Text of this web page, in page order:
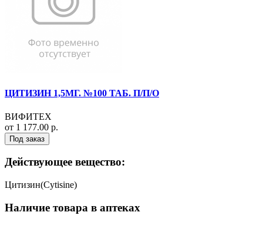
ЦИТИЗИН 1,5МГ. №100 ТАБ. П/П/О
ВИФИТЕХ
от 1 177.00 р.
Под заказ
Действующее вещество:
Цитизин(Cytisine)
Наличие товара в аптеках